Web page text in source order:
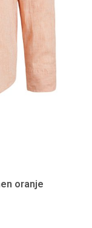
oranje